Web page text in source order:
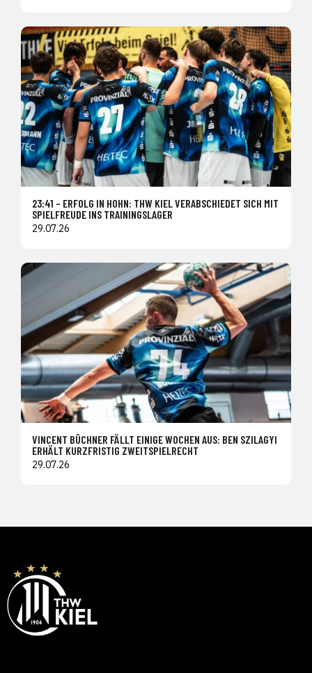
23:41 – ERFOLG IN HOHN: THW KIEL VERABSCHIEDET SICH MIT
SPIELFREUDE INS TRAININGSLAGER
29.07.26
VINCENT BÜCHNER FÄLLT EINIGE WOCHEN AUS: BEN SZILAGYI
ERHÄLT KURZFRISTIG ZWEITSPIELRECHT
29.07.26